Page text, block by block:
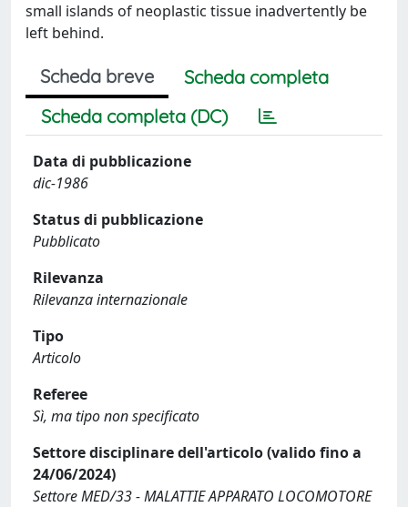
small islands of neoplastic tissue inadvertently be
left behind.
Scheda breve
Scheda completa
Scheda completa (DC)
Data di pubblicazione
dic-1986
Status di pubblicazione
Pubblicato
Rilevanza
Rilevanza internazionale
Tipo
Articolo
Referee
Sì, ma tipo non specificato
Settore disciplinare dell'articolo (valido fino a
24/06/2024)
Settore MED/33 - MALATTIE APPARATO LOCOMOTORE